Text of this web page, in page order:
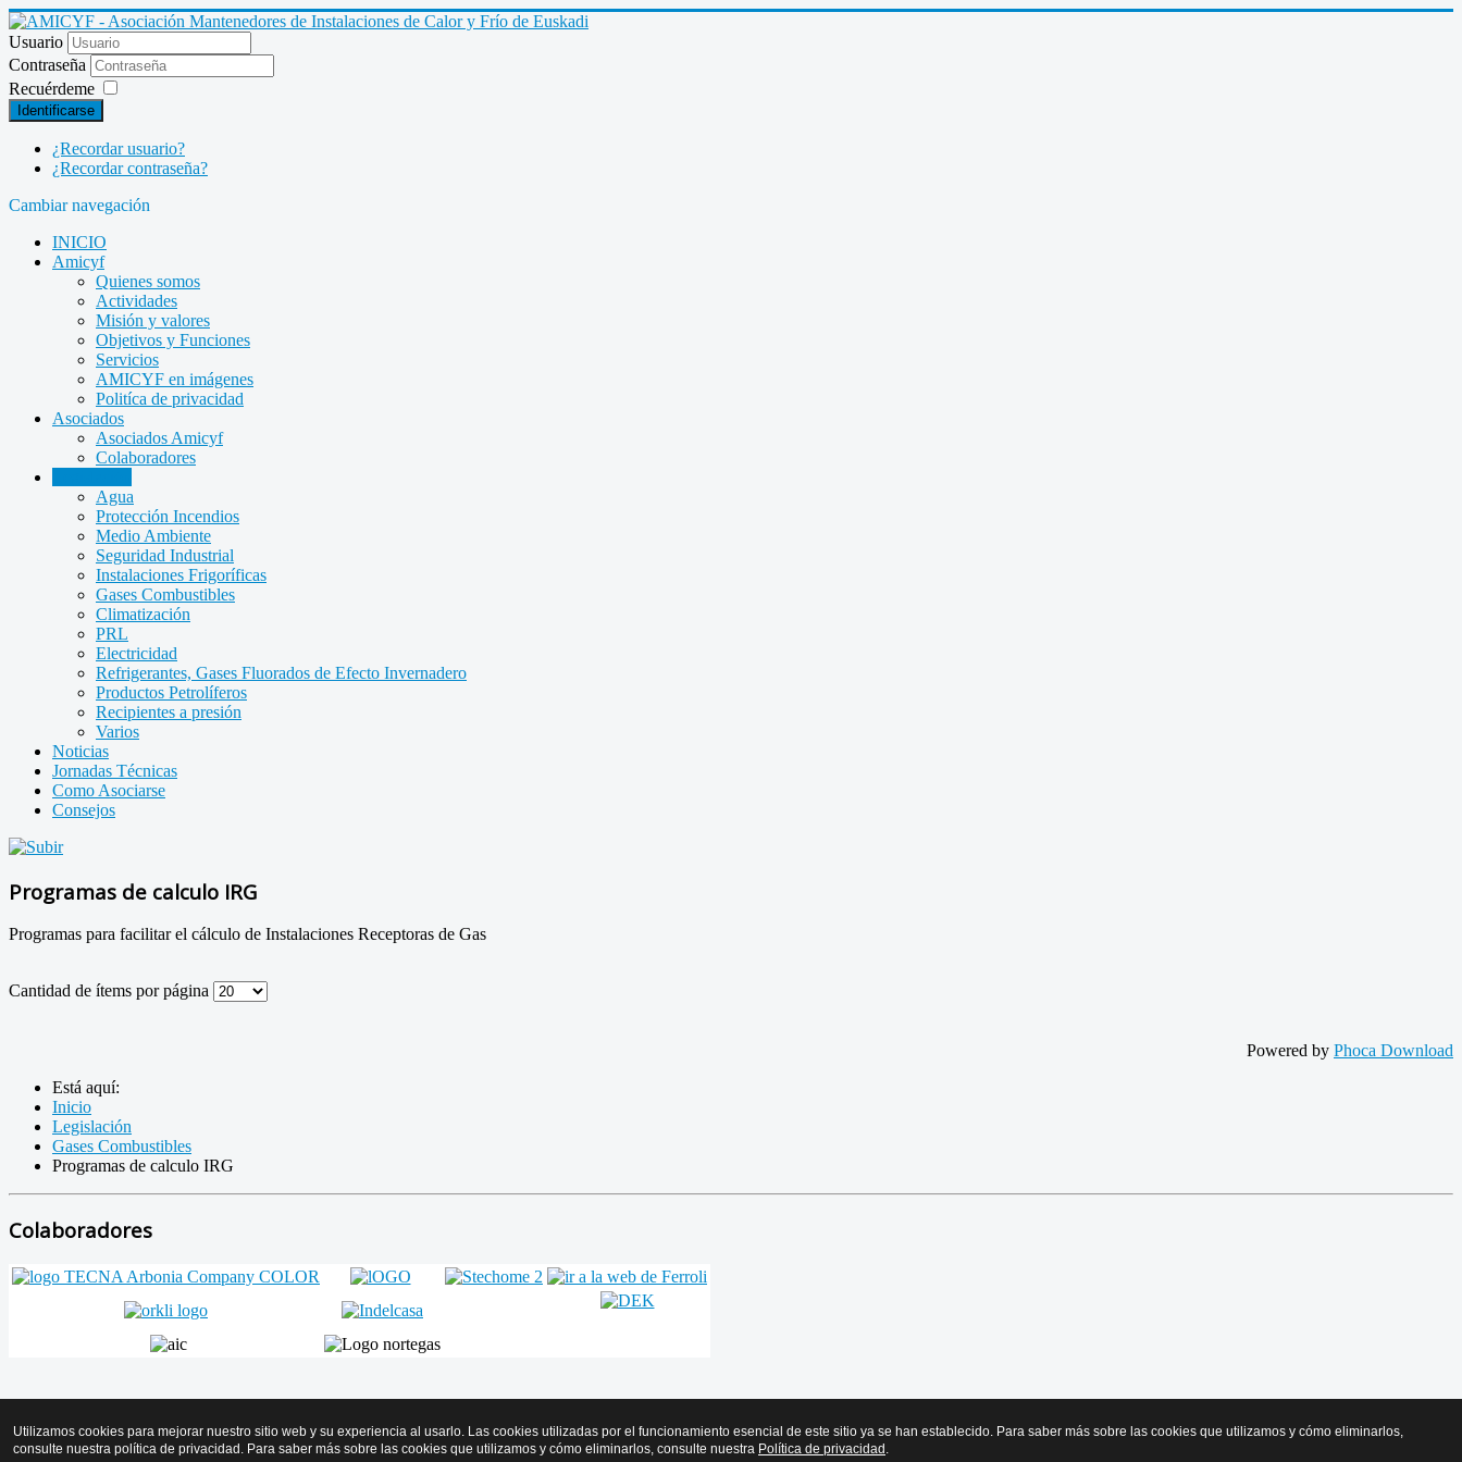
Usuario
Contraseña
Recuérdeme
Identificarse
¿Recordar usuario?
¿Recordar contraseña?
Cambiar navegación
INICIO
Amicyf
Quienes somos
Actividades
Misión y valores
Objetivos y Funciones
Servicios
AMICYF en imágenes
Politíca de privacidad
Asociados
Asociados Amicyf
Colaboradores
Agua
Protección Incendios
Medio Ambiente
Seguridad Industrial
Instalaciones Frigoríficas
Gases Combustibles
Climatización
PRL
Electricidad
Refrigerantes, Gases Fluorados de Efecto Invernadero
Productos Petrolíferos
Recipientes a presión
Varios
Noticias
Jornadas Técnicas
Como Asociarse
Consejos
Programas de calculo IRG
Programas para facilitar el cálculo de Instalaciones Receptoras de Gas
Cantidad de ítems por página
Powered by Phoca Download
Está aquí:
Inicio
Legislación
Gases Combustibles
Programas de calculo IRG
Colaboradores
Volver arriba
Utilizamos cookies para mejorar nuestro sitio web y su experiencia al usarlo. Las cookies utilizadas por el funcionamiento esencial de este sitio ya se han establecido. Para saber más sobre las cookies que utilizamos y cómo eliminarlos,
consulte nuestra política de privacidad. Para saber más sobre las cookies que utilizamos y cómo eliminarlos, consulte nuestra Política de privacidad .